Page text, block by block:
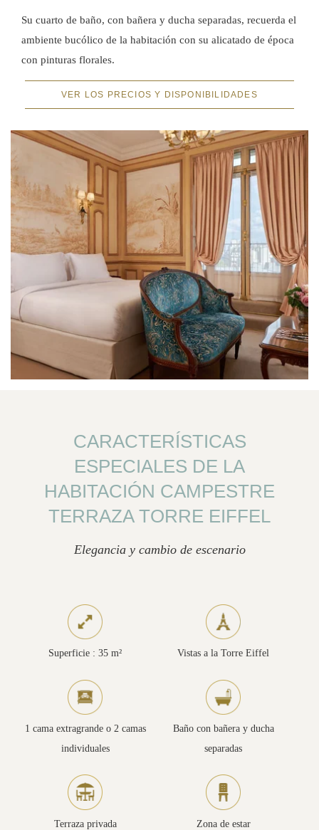
Su cuarto de baño, con bañera y ducha separadas, recuerda el
ambiente bucólico de la habitación con su alicatado de época
con pinturas florales.
VER LOS PRECIOS Y DISPONIBILIDADES
CARACTERÍSTICAS
ESPECIALES DE LA
HABITACIÓN CAMPESTRE
TERRAZA TORRE EIFFEL
Elegancia y cambio de escenario
Superficie : 35 m² Vistas a la Torre Eiffel
1 cama extragrande o 2 camas
individuales
Baño con bañera y ducha
separadas
Terraza privada Zona de estar